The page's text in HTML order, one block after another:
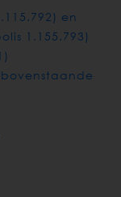
en
1.155.793)